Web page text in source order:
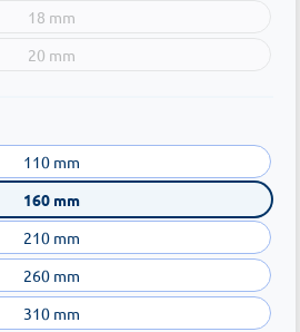
18 mm
20 mm
110 mm
160 mm
210 mm
260 mm
310 mm